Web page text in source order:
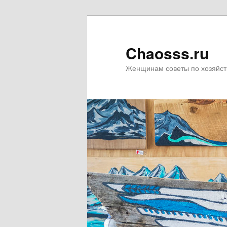
Chaosss.ru
Женщинам советы по